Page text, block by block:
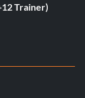
Trainer)